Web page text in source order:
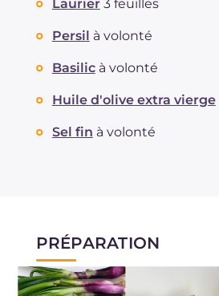
Laurier 3 feuilles
Persil à volonté
Basilic à volonté
Huile d'olive extra vierge
Sel fin à volonté
PRÉPARATION